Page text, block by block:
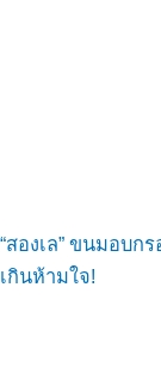
“สองเล” ขนมอบก
เกินห้ามใจ!